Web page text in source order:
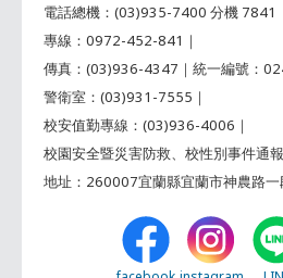
電話總機：(03)935-7400 分機 7841
專線：0972-452-841｜
傳真：(03)936-4347｜統一編號：
警衛室：(03)931-7555｜
校安值勤專線：(03)936-4006｜
校園安全暨災害防救、校性別事件通
地址：260007宜蘭縣宜蘭市神農路